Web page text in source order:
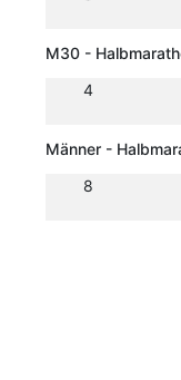
M30 -
4
Männer -
8